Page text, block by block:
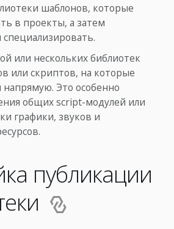
шаблонов, которые
в проекты, а затем
или нескольких библиотек
или скриптов, на которые
напрямую. Это особенно
общих script-модулей или
графики, звуков и
публикации